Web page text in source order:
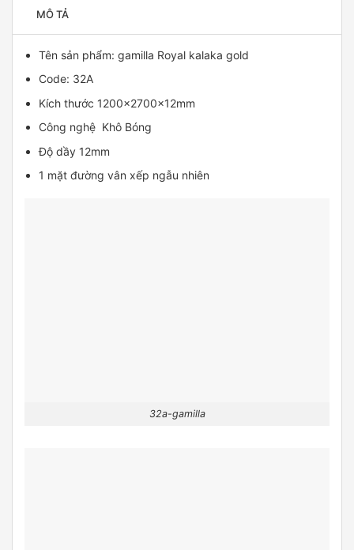
MÔ TẢ
Tên sản phẩm:gamilla Royal kalaka gold
Code: 32A
Kích thước 1200x2700x12mm
Công nghệ Khô Bóng
Độ dầy 12mm
1 mặt đường vân xếp ngẫu nhiên
32a-gamilla